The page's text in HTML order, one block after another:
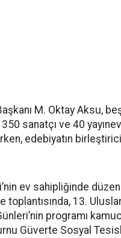
M. Oktay Aksu,
sanatçı ve 40
edebiyatın
ev sahipliğinde
toplantısında, 13.
programı
Güverte Sosyal